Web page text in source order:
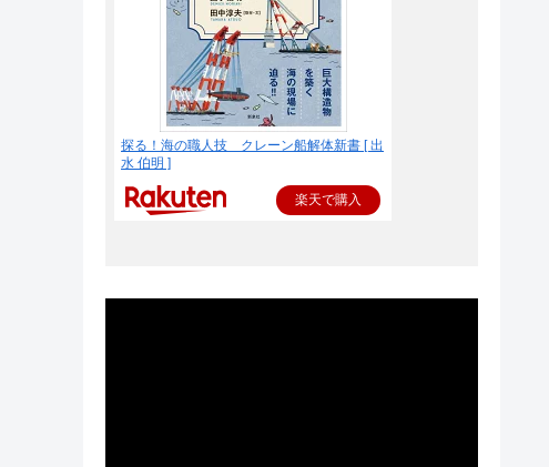
探る！海の職人技 クレーン船解体新書 [ 出
水 伯明 ]
楽天で購入